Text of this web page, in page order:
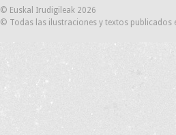
© Euskal Irudigileak 2026
© Todas las ilustraciones y textos publicados